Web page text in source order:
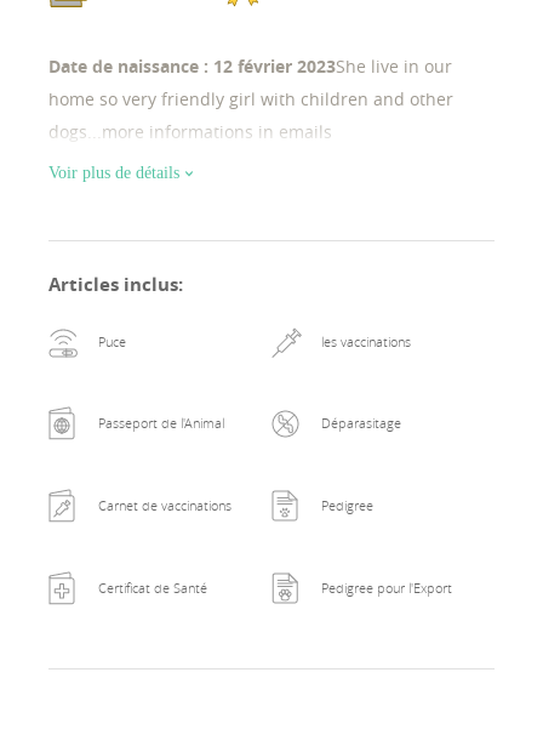
Date de naissance : 12 février 2023She live in our
home so very friendly girl with children and other
dogs...more informations in emails
Voir plus de détails
Articles inclus:
Puce les vaccinations
Passeport de l'Animal Déparasitage
Carnet de vaccinations Pedigree
Certificat de Santé Pedigree pour l'Export